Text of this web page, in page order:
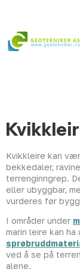
Kvikkleire kan
bekkedaler,
terrenginngrep.
eller ubyggbar,
vurderes før
I områder under
marin leire kan
ved å se på
alene.